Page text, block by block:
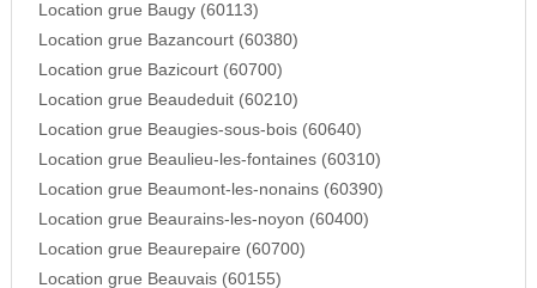
Location grue Baugy (60113)
Location grue Bazancourt (60380)
Location grue Bazicourt (60700)
Location grue Beaudeduit (60210)
Location grue Beaugies-sous-bois (60640)
Location grue Beaulieu-les-fontaines (60310)
Location grue Beaumont-les-nonains (60390)
Location grue Beaurains-les-noyon (60400)
Location grue Beaurepaire (60700)
Location grue Beauvais (60155)